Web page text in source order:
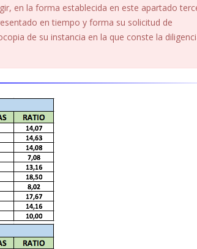
en la forma establecida en este apartado
en tiempo y forma su solicitud de
de su instancia en la que conste la